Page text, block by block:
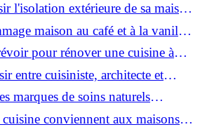
l'isolation extérieure de sa maison
performante et durable ?
maison au café et à la vanille
pour rénover une cuisine à
coûts et aides locales ?
entre cuisiniste, architecte et
à Voiron ?
marques de soins naturels
conviennent aux maisons et